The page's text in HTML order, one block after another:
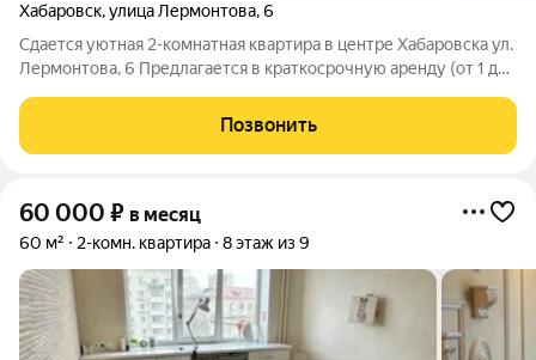
Хабаровск,улица Лермонтова,6
Сдается уютная 2-комнатная квартира в центре Хабаровска ул.
Лермонтова, 6 Предлагается в краткосрочную аренду (от 1 до
расположенная на 1 этаже 9-этажного дома в Центральном
районе. Квартира
Позвонить
60 000 ₽ в месяц
60 м² 2-комн. квартира 8 этаж из 9